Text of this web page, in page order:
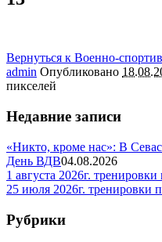
Вернуться к Военно-
admin Опубликовано
пикселей
Недавние записи
«Никто, кроме нас»: В
День ВДВ04.08.2026
1 августа 2026г.
25 июля 2026г. тренировки
Рубрики